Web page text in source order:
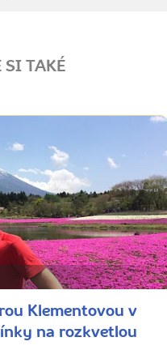
SI TAKÉ
Klementovou v
na rozkvetlou